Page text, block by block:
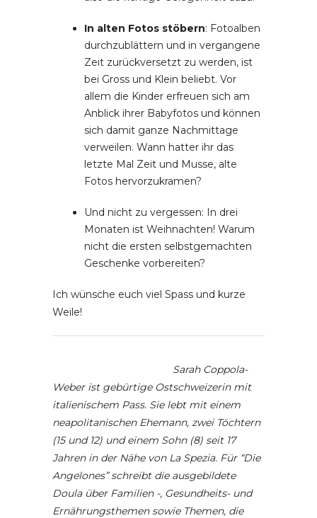
In alten Fotos stöbern: Fotoalben
durchzublättern und in vergangene
Zeit zurückversetzt zu werden, ist
bei Gross und Klein beliebt. Vor
allem die Kinder erfreuen sich am
Anblick ihrer Babyfotos und können
sich damit ganze Nachmittage
verweilen. Wann hatter ihr das
letzte Mal Zeit und Musse, alte
Fotos hervorzukramen?
Und nicht zu vergessen: In drei
Monaten ist Weihnachten! Warum
nicht die ersten selbstgemachten
Geschenke vorbereiten?
Ich wünsche euch viel Spass und kurze
Weile!
Sarah Coppola-
Weber ist gebürtige Ostschweizerin mit
italienischem Pass. Sie lebt mit einem
neapolitanischen Ehemann, zwei Töchtern
(15 und 12) und einem Sohn (8) seit 17
Jahren in der Nähe von La Spezia. Für “Die
Angelones” schreibt die ausgebildete
Doula über Familien -, Gesundheits- und
Ernährungsthemen sowie Themen, die